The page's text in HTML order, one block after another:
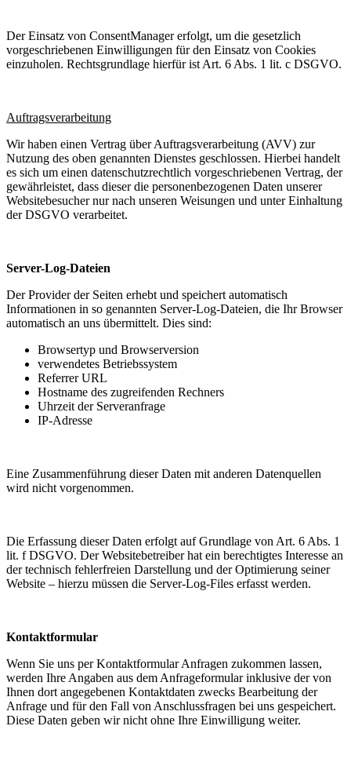
Der Einsatz von ConsentManager erfolgt, um die gesetzlich
vorgeschriebenen Einwilligungen für den Einsatz von Cookies
einzuholen. Rechtsgrundlage hierfür ist Art. 6 Abs. 1 lit. c DSGVO.
Auftragsverarbeitung
Wir haben einen Vertrag über Auftragsverarbeitung (AVV) zur
Nutzung des oben genannten Dienstes geschlossen. Hierbei handelt
es sich um einen datenschutzrechtlich vorgeschriebenen Vertrag, der
gewährleistet, dass dieser die personenbezogenen Daten unserer
Websitebesucher nur nach unseren Weisungen und unter Einhaltung
der DSGVO verarbeitet.
Server-Log-Dateien
Der Provider der Seiten erhebt und speichert automatisch
Informationen in so genannten Server-Log-Dateien, die Ihr Browser
automatisch an uns übermittelt. Dies sind:
Browsertyp und Browserversion
verwendetes Betriebssystem
Referrer URL
Hostname des zugreifenden Rechners
Uhrzeit der Serveranfrage
IP-Adresse
Eine Zusammenführung dieser Daten mit anderen Datenquellen
wird nicht vorgenommen.
Die Erfassung dieser Daten erfolgt auf Grundlage von Art. 6 Abs. 1
lit. f DSGVO. Der Websitebetreiber hat ein berechtigtes Interesse an
der technisch fehlerfreien Darstellung und der Optimierung seiner
Website – hierzu müssen die Server-Log-Files erfasst werden.
Kontaktformular
Wenn Sie uns per Kontaktformular Anfragen zukommen lassen,
werden Ihre Angaben aus dem Anfrageformular inklusive der von
Ihnen dort angegebenen Kontaktdaten zwecks Bearbeitung der
Anfrage und für den Fall von Anschlussfragen bei uns gespeichert.
Diese Daten geben wir nicht ohne Ihre Einwilligung weiter.